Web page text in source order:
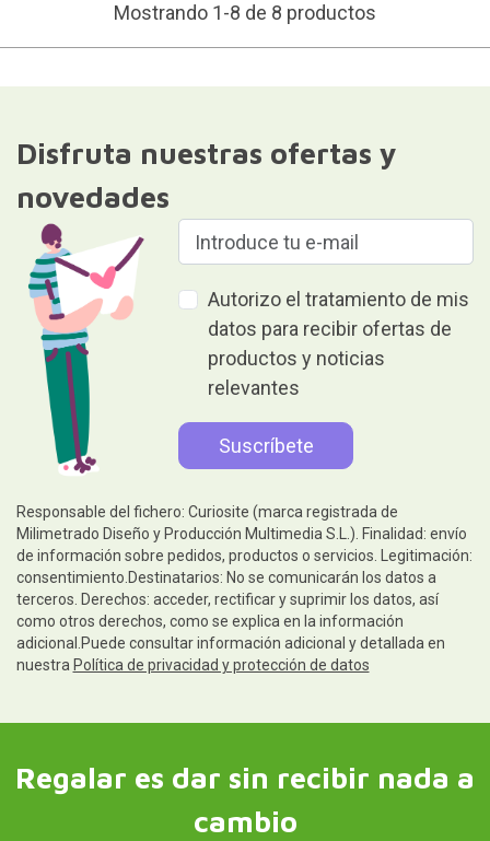
Mostrando 1-8 de 8 productos
Disfruta nuestras ofertas y
novedades
Autorizo el tratamiento de mis
datos para recibir ofertas de
productos y noticias
relevantes
Responsable del fichero: Curiosite (marca registrada de
Milimetrado Diseño y Producción Multimedia S.L.). Finalidad: envío
de información sobre pedidos, productos o servicios. Legitimación:
consentimiento.Destinatarios: No se comunicarán los datos a
terceros. Derechos: acceder, rectificar y suprimir los datos, así
como otros derechos, como se explica en la información
adicional.Puede consultar información adicional y detallada en
nuestra Política de privacidad y protección de datos
Regalar es dar sin recibir nada a
cambio